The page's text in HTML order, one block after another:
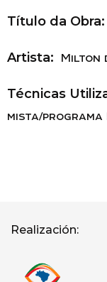
Título da Obra:
Artista: Milton
Técnicas
mista/programa
Realización: